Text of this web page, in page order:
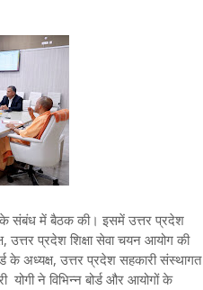
संबंध में बैठक की। इसमें उत्तर प्रदेश
प्रदेश शिक्षा सेवा चयन आयोग की
के अध्यक्ष, उत्तर प्रदेश सहकारी संस्थागत
ने विभिन्न बोर्ड और आयोगों के